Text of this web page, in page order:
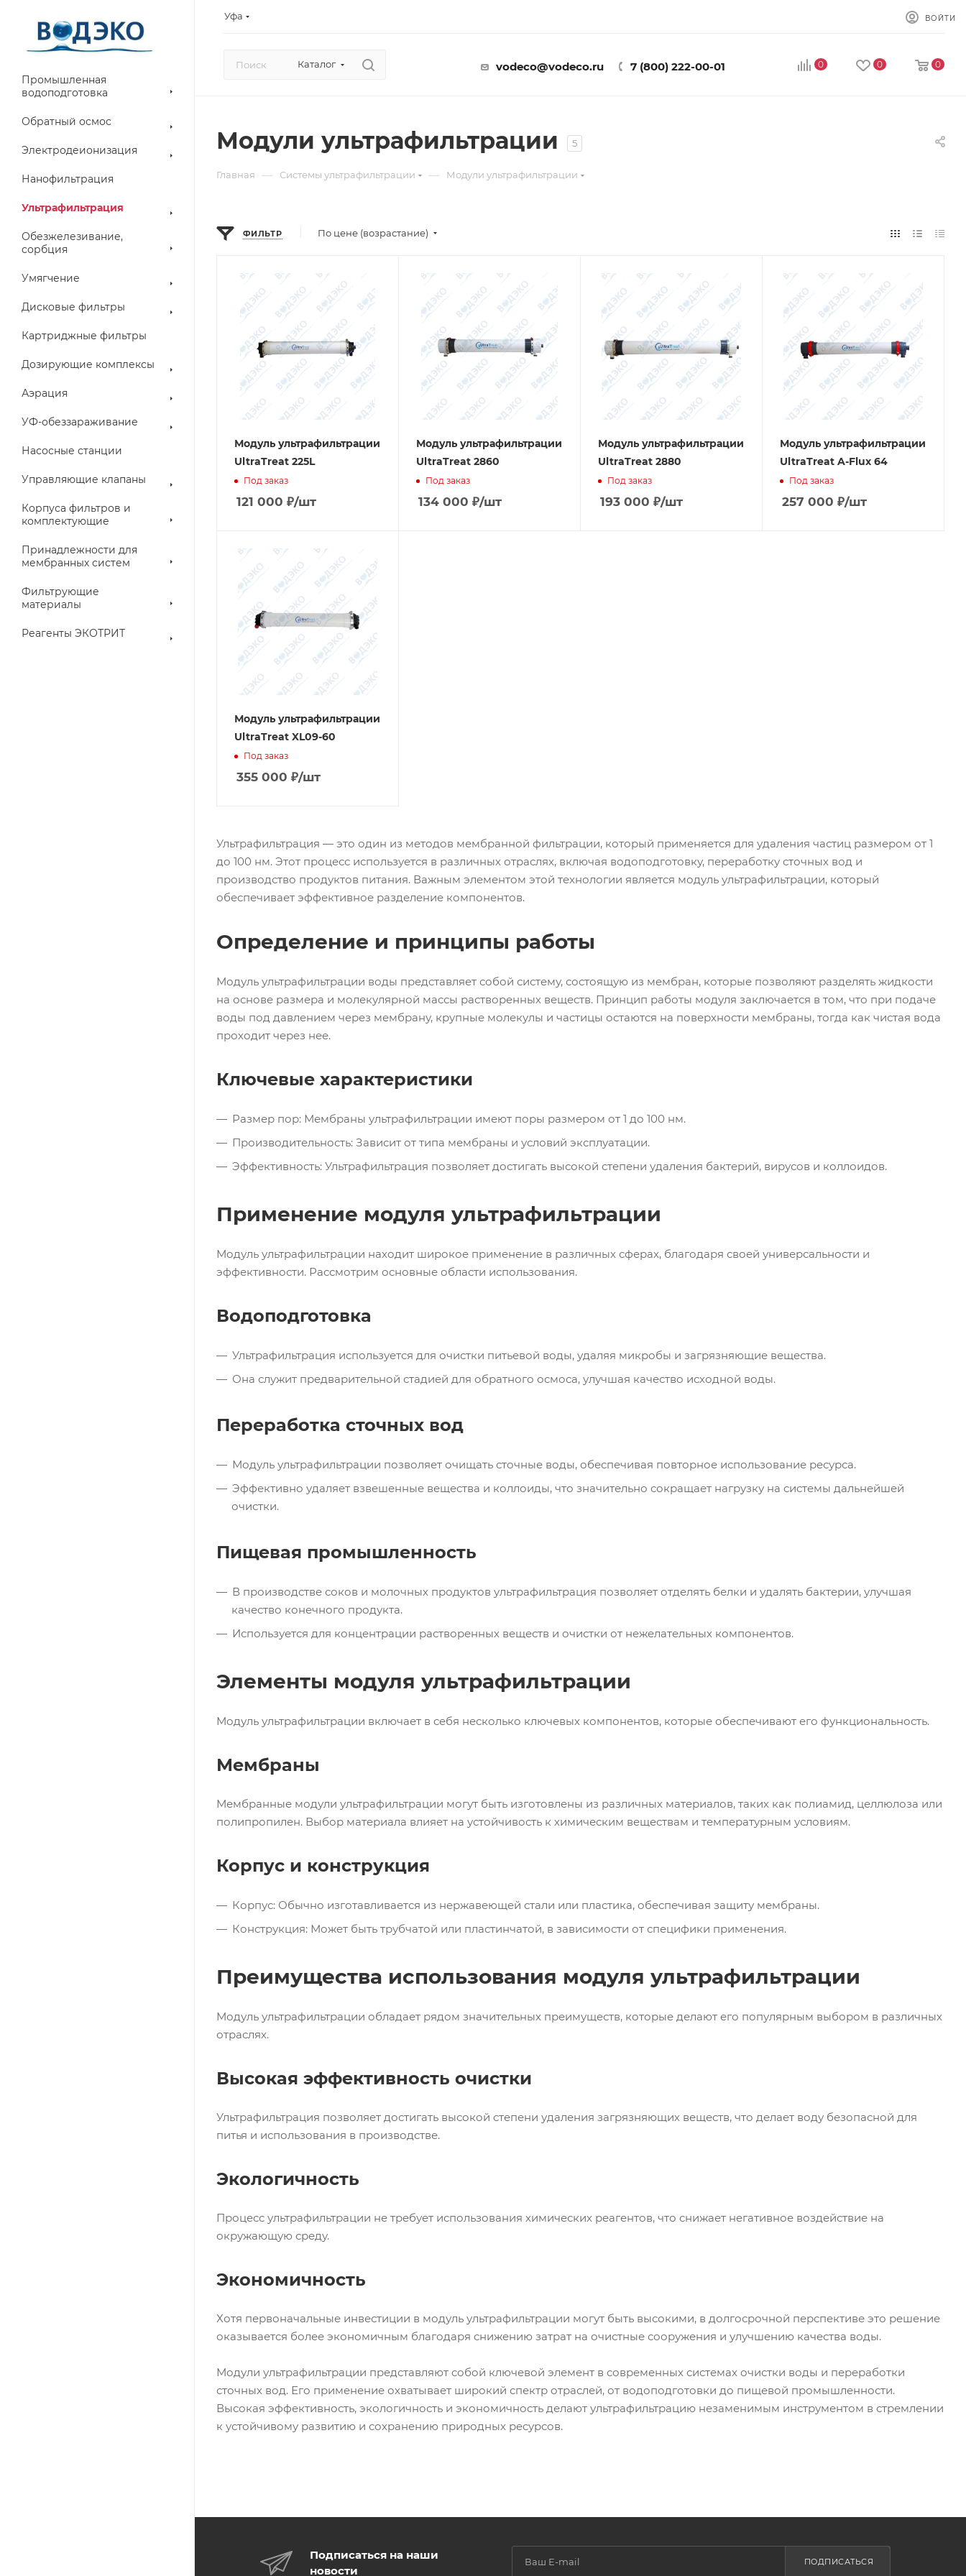
Уфа ВОЙТИ
Каталог vodeco@vodeco.ru 7 (800) 222-00-01 0 0 0
Промышленная
водоподготовка
Обратный осмос
Электродеионизация
Нанофильтрация
Ультрафильтрация
Обезжелезивание,
сорбция
Умягчение
Дисковые фильтры
Картриджные фильтры
Дозирующие комплексы
Аэрация
УФ-обеззараживание
Насосные станции
Управляющие клапаны
Корпуса фильтров и
комплектующие
Принадлежности для
мембранных систем
Фильтрующие
материалы
Реагенты ЭКОТРИТ
Модули ультрафильтрации 5
Главная — Системы ультрафильтрации — Модули ультрафильтрации
ФИЛЬТР По цене (возрастание)
Модуль ультрафильтрации
UltraTreat 225L
Под заказ
121 000 ₽/шт
Модуль ультрафильтрации
UltraTreat 2860
Под заказ
134 000 ₽/шт
Модуль ультрафильтрации
UltraTreat 2880
Под заказ
193 000 ₽/шт
Модуль ультрафильтрации
UltraTreat A-Flux 64
Под заказ
257 000 ₽/шт
Модуль ультрафильтрации
UltraTreat XL09-60
Под заказ
355 000 ₽/шт
Ультрафильтрация — это один из методов мембранной фильтрации, который применяется для удаления частиц размером от 1
до 100 нм. Этот процесс используется в различных отраслях, включая водоподготовку, переработку сточных вод и
производство продуктов питания. Важным элементом этой технологии является модуль ультрафильтрации, который
обеспечивает эффективное разделение компонентов.
Определение и принципы работы
Модуль ультрафильтрации воды представляет собой систему, состоящую из мембран, которые позволяют разделять жидкости
на основе размера и молекулярной массы растворенных веществ. Принцип работы модуля заключается в том, что при подаче
воды под давлением через мембрану, крупные молекулы и частицы остаются на поверхности мембраны, тогда как чистая вода
проходит через нее.
Ключевые характеристики
Размер пор: Мембраны ультрафильтрации имеют поры размером от 1 до 100 нм.
Производительность: Зависит от типа мембраны и условий эксплуатации.
Эффективность: Ультрафильтрация позволяет достигать высокой степени удаления бактерий, вирусов и коллоидов.
Применение модуля ультрафильтрации
Модуль ультрафильтрации находит широкое применение в различных сферах, благодаря своей универсальности и
эффективности. Рассмотрим основные области использования.
Водоподготовка
Ультрафильтрация используется для очистки питьевой воды, удаляя микробы и загрязняющие вещества.
Она служит предварительной стадией для обратного осмоса, улучшая качество исходной воды.
Переработка сточных вод
Модуль ультрафильтрации позволяет очищать сточные воды, обеспечивая повторное использование ресурса.
Эффективно удаляет взвешенные вещества и коллоиды, что значительно сокращает нагрузку на системы дальнейшей
очистки.
Пищевая промышленность
В производстве соков и молочных продуктов ультрафильтрация позволяет отделять белки и удалять бактерии, улучшая
качество конечного продукта.
Используется для концентрации растворенных веществ и очистки от нежелательных компонентов.
Элементы модуля ультрафильтрации
Модуль ультрафильтрации включает в себя несколько ключевых компонентов, которые обеспечивают его функциональность.
Мембраны
Мембранные модули ультрафильтрации могут быть изготовлены из различных материалов, таких как полиамид, целлюлоза или
полипропилен. Выбор материала влияет на устойчивость к химическим веществам и температурным условиям.
Корпус и конструкция
Корпус: Обычно изготавливается из нержавеющей стали или пластика, обеспечивая защиту мембраны.
Конструкция: Может быть трубчатой или пластинчатой, в зависимости от специфики применения.
Преимущества использования модуля ультрафильтрации
Модуль ультрафильтрации обладает рядом значительных преимуществ, которые делают его популярным выбором в различных
отраслях.
Высокая эффективность очистки
Ультрафильтрация позволяет достигать высокой степени удаления загрязняющих веществ, что делает воду безопасной для
питья и использования в производстве.
Экологичность
Процесс ультрафильтрации не требует использования химических реагентов, что снижает негативное воздействие на
окружающую среду.
Экономичность
Хотя первоначальные инвестиции в модуль ультрафильтрации могут быть высокими, в долгосрочной перспективе это решение
оказывается более экономичным благодаря снижению затрат на очистные сооружения и улучшению качества воды.
Модули ультрафильтрации представляют собой ключевой элемент в современных системах очистки воды и переработки
сточных вод. Его применение охватывает широкий спектр отраслей, от водоподготовки до пищевой промышленности.
Высокая эффективность, экологичность и экономичность делают ультрафильтрацию незаменимым инструментом в стремлении
к устойчивому развитию и сохранению природных ресурсов.
Подписаться на наши
новости
ПОДПИСАТЬСЯ